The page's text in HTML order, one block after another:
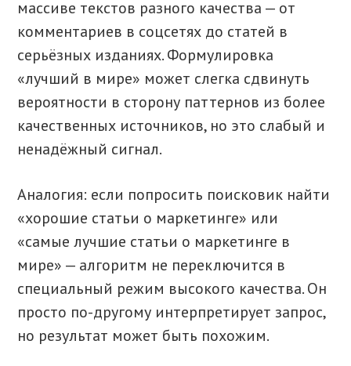
массиве текстов разного качества — от
комментариев в соцсетях до статей в
серьёзных изданиях. Формулировка
«лучший в мире» может слегка сдвинуть
вероятности в сторону паттернов из более
качественных источников, но это слабый и
ненадёжный сигнал.
Аналогия: если попросить поисковик найти
«хорошие статьи о маркетинге» или
«самые лучшие статьи о маркетинге в
мире» — алгоритм не переключится в
специальный режим высокого качества. Он
просто по-другому интерпретирует запрос,
но результат может быть похожим.